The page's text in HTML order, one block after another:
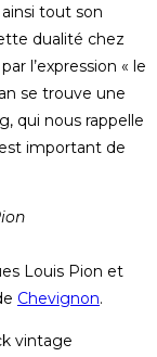
tout son
dualité chez
l’expression « le
se trouve une
qui nous rappelle
est important de
Louis Pion et
Chevignon.
vintage